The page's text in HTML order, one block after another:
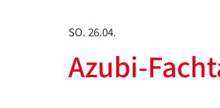
SO. 26.04.
Azubi-